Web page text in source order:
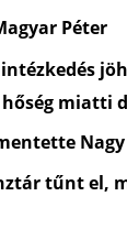
Péter
miatti
tűnt el,